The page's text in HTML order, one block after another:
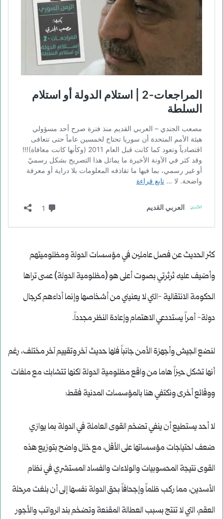
كثر الحديث عن فصل عاملين في مؤسسات الدولة ومظلوميتهم
وأضيف عليه ثرثرتي بصوت أعلى هو (مظلومية الدولة) عسى تراها
الحكومة الانتقالية -التي لا يعنيني من أشخاصها وإنما أداءهم كرجال
دولة- أمراً يستددعي الاهتمام وإعادة النظر مجدداً.
لنضع الجيش وأجهزة الأمن جانباً فلها حديث آخر وتقييم آخر مختلف، رغم
أنها تشكل حيزاً هاما من واقع مظلومية الدولة لكنها تتشابك مع ملفات
ووقائع أخرى ونكتفي هنا بالمؤسسات المدنية فقط:
لا أحد يستطيع أن ينفي تضخم القوى العاملة في الدولة بما يوازي
ضعف احتياجات مؤسساتها على الأقل، مع خلل واضح بتوزيع هذه
القوى نتيجة المحسوبيات والولاءات والفساد المستشري في نظام
الأسدين، مما ركب ظلماً وإجحافاً بحق الدولة نفسها إلى أن بلغت مرحلة
العقم، التي لا تنتج بسبب العطالة المقنعة وتضخم بند الرواتب والأجور